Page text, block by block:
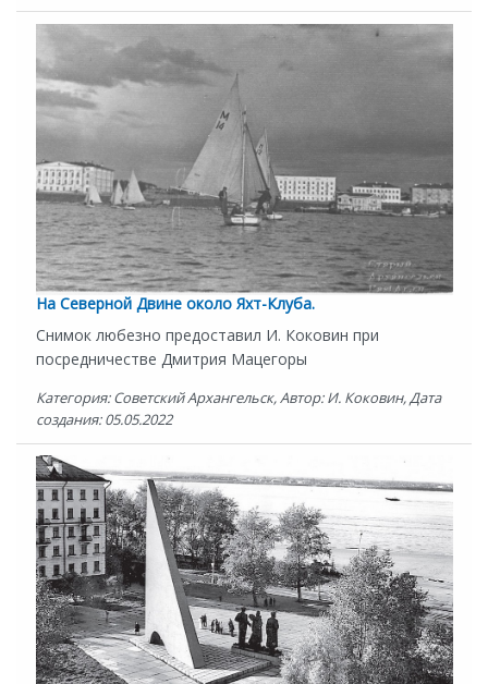
На Северной Двине около Яхт-Клуба.
Снимок любезно предоставил И. Коковин при
посредничестве Дмитрия Мацегоры
Категория: Советский Архангельск, Автор: И. Коковин, Дата
создания: 05.05.2022